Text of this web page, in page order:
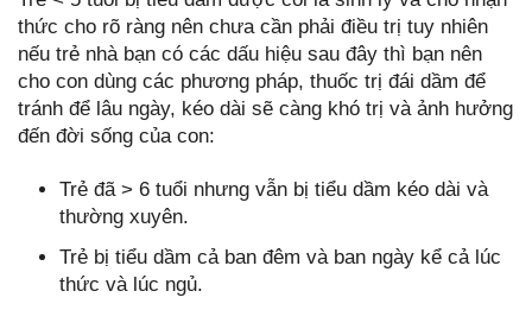
thức cho rõ ràng nên chưa cần phải điều trị tuy nhiên
nếu trẻ nhà bạn có các dấu hiệu sau đây thì bạn nên
cho con dùng các phương pháp, thuốc trị đái dầm để
tránh để lâu ngày, kéo dài sẽ càng khó trị và ảnh hưởng
đến đời sống của con:
Trẻ đã > 6 tuổi nhưng vẫn bị tiểu dầm kéo dài và
thường xuyên.
Trẻ bị tiểu dầm cả ban đêm và ban ngày kể cả lúc
thức và lúc ngủ.